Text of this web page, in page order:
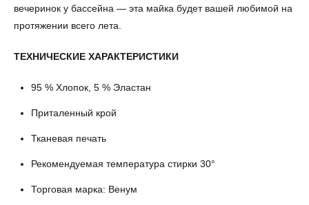
вечеринок у бассейна — эта майка будет вашей любимой на
протяжении всего лета.
ТЕХНИЧЕСКИЕ ХАРАКТЕРИСТИКИ
95 % Хлопок, 5 % Эластан
Приталенный крой
Тканевая печать
Рекомендуемая температура стирки 30°
Торговая марка: Венум